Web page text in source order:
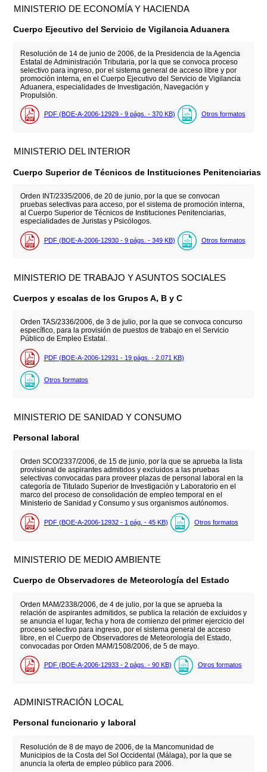
MINISTERIO DE ECONOMÍA Y HACIENDA
Cuerpo Ejecutivo del Servicio de Vigilancia Aduanera
Resolución de 14 de junio de 2006, de la Presidencia de la Agencia
Estatal de Administración Tributaria, por la que se convoca proceso
selectivo para ingreso, por el sistema general de acceso libre y por
promoción interna, en el Cuerpo Ejecutivo del Servicio de Vigilancia
Aduanera, especialidades de Investigación, Navegación y
Propulsión.
PDF (BOE-A-2006-12929 - 9 págs. - 370 KB) Otros formatos
MINISTERIO DEL INTERIOR
Cuerpo Superior de Técnicos de Instituciones Penitenciarias
Orden INT/2335/2006, de 20 de junio, por la que se convocan
pruebas selectivas para acceso, por el sistema de promoción interna,
al Cuerpo Superior de Técnicos de Instituciones Penitenciarias,
especialidades de Juristas y Psicólogos.
PDF (BOE-A-2006-12930 - 9 págs. - 349 KB) Otros formatos
MINISTERIO DE TRABAJO Y ASUNTOS SOCIALES
Cuerpos y escalas de los Grupos A, B y C
Orden TAS/2336/2006, de 3 de julio, por la que se convoca concurso
específico, para la provisión de puestos de trabajo en el Servicio
Público de Empleo Estatal.
PDF (BOE-A-2006-12931 - 19 págs. - 2.071 KB)
Otros formatos
MINISTERIO DE SANIDAD Y CONSUMO
Personal laboral
Orden SCO/2337/2006, de 15 de junio, por la que se aprueba la lista
provisional de aspirantes admitidos y excluidos a las pruebas
selectivas convocadas para proveer plazas de personal laboral en la
categoría de Titulado Superior de Investigación y Laboratorio en el
marco del proceso de consolidación de empleo temporal en el
Ministerio de Sanidad y Consumo y sus organismos autónomos.
PDF (BOE-A-2006-12932 - 1 pág. - 45 KB) Otros formatos
MINISTERIO DE MEDIO AMBIENTE
Cuerpo de Observadores de Meteorología del Estado
Orden MAM/2338/2006, de 4 de julio, por la que se aprueba la
relación de aspirantes admitidos, se publica la relación de excluidos y
se anuncia el lugar, fecha y hora de comienzo del primer ejercicio del
proceso selectivo para ingreso, por el sistema general de acceso
libre, en el Cuerpo de Observadores de Meteorología del Estado,
convocadas por Orden MAM/1508/2006, de 5 de mayo.
PDF (BOE-A-2006-12933 - 2 págs. - 90 KB) Otros formatos
ADMINISTRACIÓN LOCAL
Personal funcionario y laboral
Resolución de 8 de mayo de 2006, de la Mancomunidad de
Municipios de la Costa del Sol Occidental (Málaga), por la que se
anuncia la oferta de empleo público para 2006.